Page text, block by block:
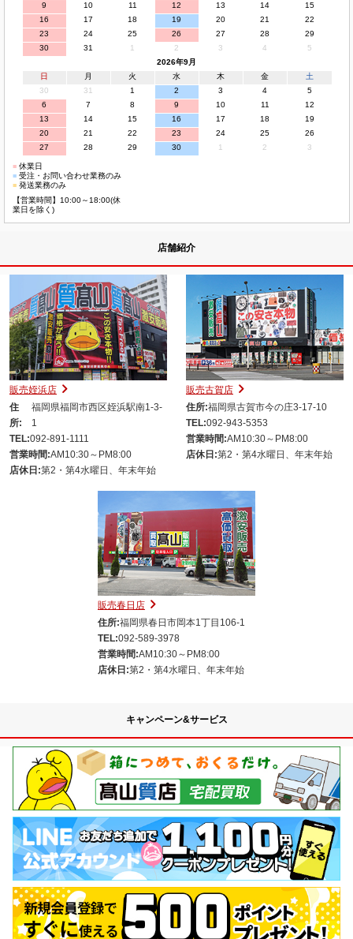
9
10 11 12 13 14
15
16
17 18 19 20 21
22
23
24 25 26 27 28
29
30
31 1 2 3 4
5
2026年9月
日
月 火 水 木 金
土
30
31 1 2 3 4
5
6
7 8 9 10 11
12
13
14 15 16 17 18
19
20
21 22 23 24 25
26
27
28 29 30 1 2 3
■休業日
■受注・お問い合わせ業務のみ
■発送業務のみ
【営業時間】10:00～18:00(休
業日を除く)
店舗紹介
販売姪浜店
住
所:
福岡県福岡市西区姪浜駅南1-3-
1
TEL:092-891-1111
営業時間:AM10:30～PM8:00
店休日:第2・第4水曜日、年末年始
販売古賀店
住所:福岡県古賀市今の庄3-17-10
TEL:092-943-5353
営業時間:AM10:30～PM8:00
店休日:第2・第4水曜日、年末年始
販売春日店
住所:福岡県春日市岡本1丁目106-1
TEL:092-589-3978
営業時間:AM10:30～PM8:00
店休日:第2・第4水曜日、年末年始
キャンペーン&サービス